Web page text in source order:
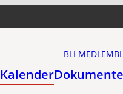
BLI MEDLEM
Kalender